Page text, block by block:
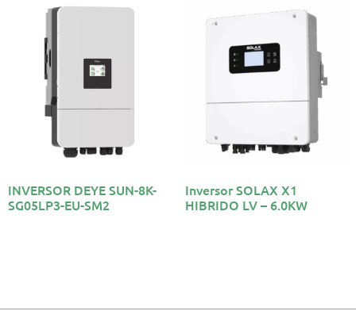
INVERSOR DEYE SUN-8K-
SG05LP3-EU-SM2
Inversor SOLAX X1
HIBRIDO LV – 6.0KW